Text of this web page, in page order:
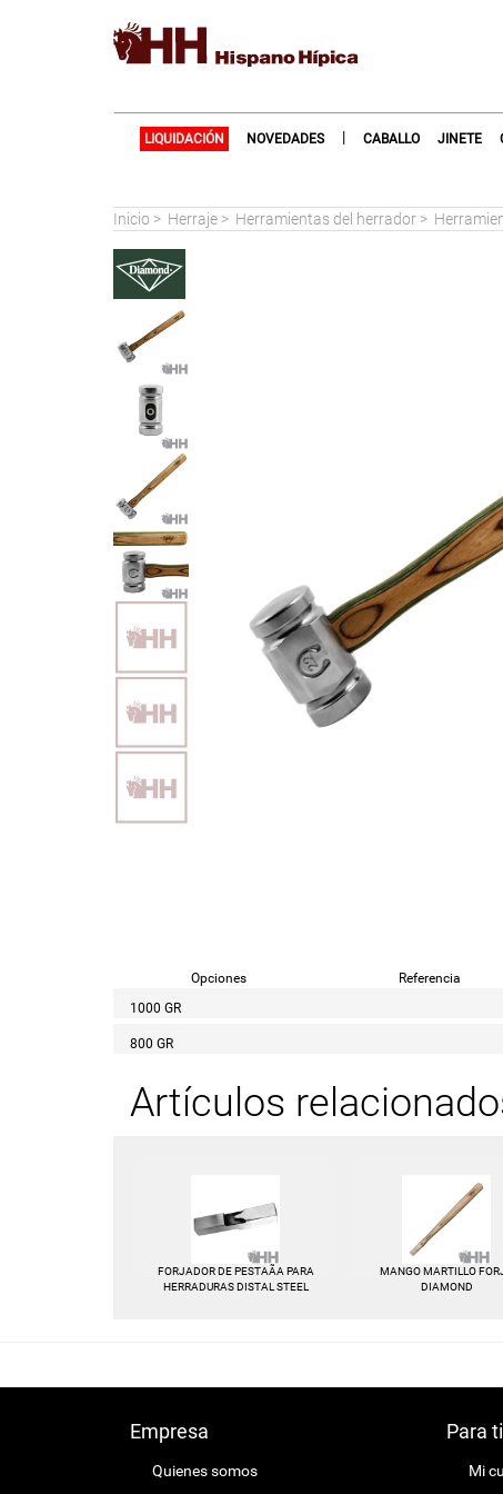
LIQUIDACIÓN NOVEDADES | CABALLO JINETE
Inicio > Herraje > Herramientas del herrador >
Opciones
Referencia
1000 GR
800 GR
Artículos
FORJADOR DE PESTAÃA PARA
HERRADURAS DISTAL STEEL
MANGO MARTILLO
DIAMOND
Empresa
Quienes somos
Para
Mi